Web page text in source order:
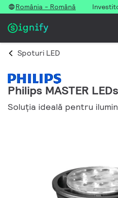
România - Română
Spoturi LED
Philips MASTER
Soluţia ideală pentru